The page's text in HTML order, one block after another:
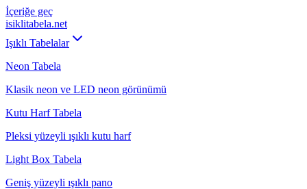
İçeriğe geç
isiklitabela.net
Işıklı Tabelalar
Neon Tabela
Klasik neon ve LED neon görünümü
Kutu Harf Tabela
Pleksi yüzeyli ışıklı kutu harf
Light Box Tabela
Geniş yüzeyli ışıklı pano